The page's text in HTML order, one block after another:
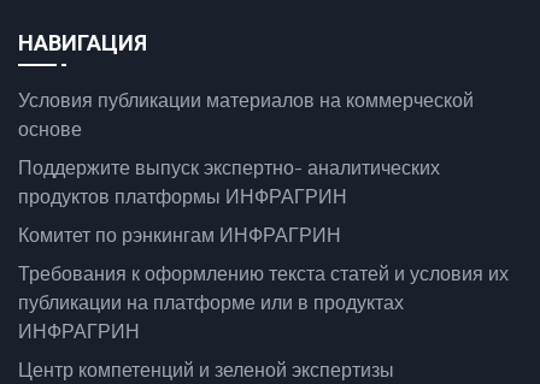
НАВИГАЦИЯ
Условия публикации материалов на коммерческой
основе
Поддержите выпуск экспертно- аналитических
продуктов платформы ИНФРАГРИН
Комитет по рэнкингам ИНФРАГРИН
Требования к оформлению текста статей и условия их
публикации на платформе или в продуктах
ИНФРАГРИН
Центр компетенций и зеленой экспертизы